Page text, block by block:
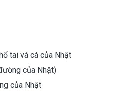
tai và cá của Nhật
của Nhật)
của Nhật